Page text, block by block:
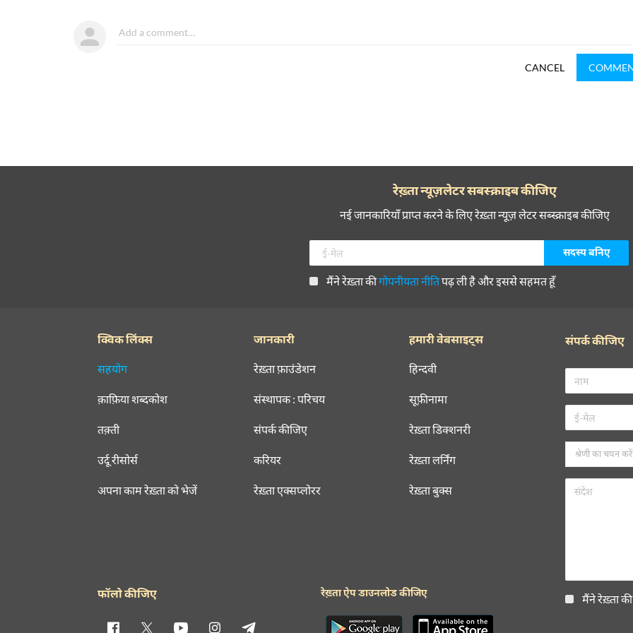
CANCEL
रेख़्ता न्यूज़लेटर सबस्क्राइब कीजिए
नई जानकारियाँ प्राप्त करने के लिए रेख़्ता न्यूज़ लेटर सब्स्क्राइब कीजिए
मैंने रेख़्ता कीगोपनीयता नीतिपढ़ ली है और इससे सहमत हूँ
क्विक लिंक्स
सहयोग
क़ाफ़िया शब्दकोश
तक़्ती
उर्दू रीसोर्स
अपना काम रेख़्ता को भेजें
जानकारी
रेख़्ता फ़ाउंडेशन
संस्थापक : परिचय
संपर्क कीजिए
करियर
रेख़्ता एक्सप्लोरर
हमारी वेबसाइट्स
हिन्दवी
सूफ़ीनामा
रेख़्ता डिक्शनरी
रेख़्ता लर्निंग
रेख़्ता बुक्स
संपर्क कीजिए
मैंने रेख़्ता
फॉलो कीजिए रेख़्ता ऐप डाउनलोड कीजिए